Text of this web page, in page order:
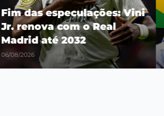
Fim das especulações: Vini
Jr. renova com o Real
Madrid até 2032
06/08/2026